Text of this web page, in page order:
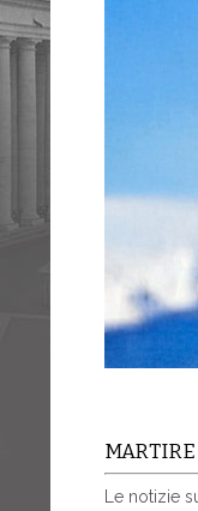
Le notizie